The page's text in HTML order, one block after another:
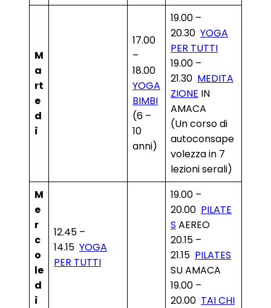
M
a
rt
e
d
ì
17.00
–
18.00
YOGA
BIMBI
(6 –
10
anni)
19.00 –
20.30 YOGA
PER TUTTI
19.00 –
21.30 MEDITA
ZIONE IN
AMACA
(Un corso di
autoconsape
volezza in 7
lezioni serali)
M
e
r
c
o
le
d
ì
12.45 –
14.15 YOGA
PER TUTTI
19.00 –
20.00 PILATE
S AEREO
20.15 –
21.15 PILATES
SU AMACA
19.00 –
20.00 TAI CHI